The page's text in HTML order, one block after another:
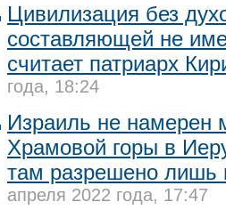
Цивилизация без
составляющей не
считает патриарх
года, 18:24
Израиль не намерен
Храмовой горы в
там разрешено лишь
апреля 2022 года, 17:47